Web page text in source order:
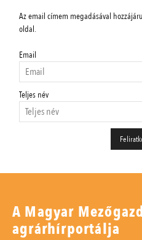
Az email címem megadásával
oldal.
Email
Teljes név
A Magyar
agrárhírportálja